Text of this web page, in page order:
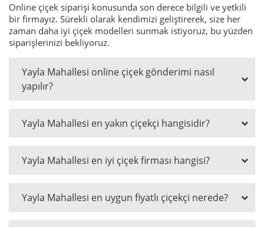
Online çiçek siparişi konusunda son derece bilgili ve yetkili
bir firmayız. Sürekli olarak kendimizi geliştirerek, size her
zaman daha iyi çiçek modelleri sunmak istiyoruz, bu yüzden
siparişlerinizi bekliyoruz.
Yayla Mahallesi online çiçek gönderimi nasıl
yapılır?
Yayla Mahallesi en yakın çiçekçi hangisidir?
Yayla Mahallesi en iyi çiçek firması hangisi?
Yayla Mahallesi en uygun fiyatlı çiçekçi nerede?